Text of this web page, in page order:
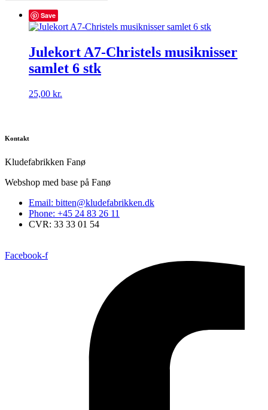
Save
Julekort A7-Christels musiknisser
samlet 6 stk
25,00 kr.
Kontakt
Kludefabrikken Fanø
Webshop med base på Fanø
Email: bitten@kludefabrikken.dk
Phone: +45 24 83 26 11
CVR: 33 33 01 54
Facebook-f